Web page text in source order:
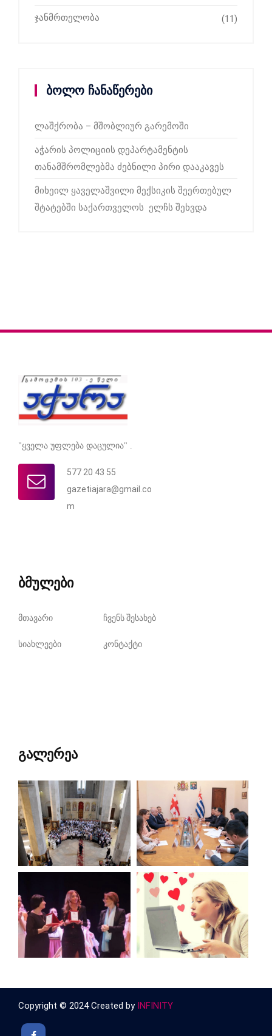
ჯანმრთელობა (11)
ბოლო ჩანაწერები
ლაშქრობა – მშობლიურ გარემოში
აჭარის პოლიციის დეპარტამენტის
თანამშრომლებმა ძებნილი პირი დააკავეს
მიხეილ ყაველაშვილი მექსიკის შეერთებულ
შტატებში საქართველოს ელჩს შეხვდა
"ყველა უფლება დაცულია" .
577 20 43 55
gazetiajara@gmail.co
m
ბმულები
მთავარი ჩვენს შესახებ
სიახლეები კონტაქტი
გალერეა
Copyright © 2024 Created by INFINITY